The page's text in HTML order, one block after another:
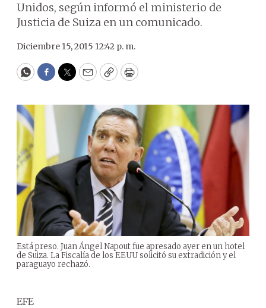
Unidos, según informó el ministerio de
Justicia de Suiza en un comunicado.
Diciembre 15, 2015 12:42 p. m.
WhatsApp
Facebook
Twitter
EmailCopyPrint
Está preso. Juan Ángel Napout fue apresado ayer en un hotel
de Suiza. La Fiscalía de los EEUU solicitó su extradición y el
paraguayo rechazó.
EFE